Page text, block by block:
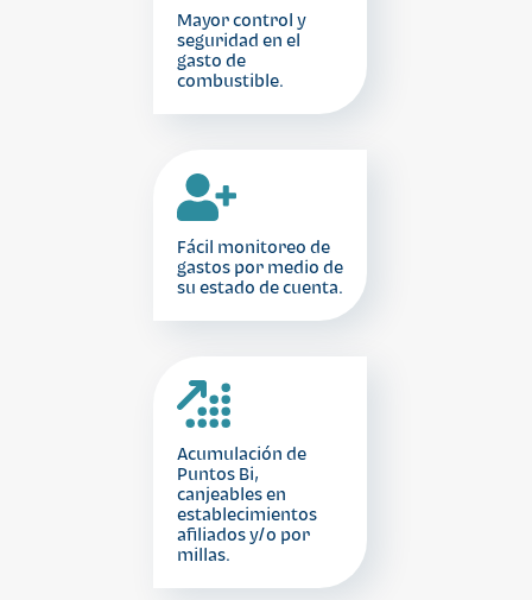
Mayor control y
seguridad en el
gasto de
combustible.
Fácil monitoreo de
gastos por medio de
su estado de cuenta.
Acumulación de
Puntos Bi,
canjeables en
establecimientos
afiliados y/o por
millas.